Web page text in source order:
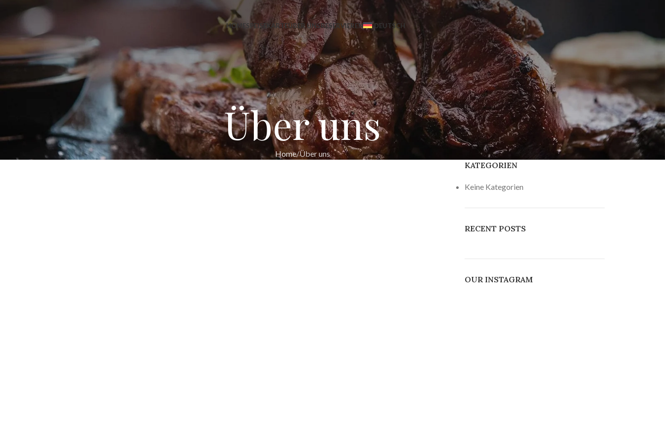
HOMESPEISEKARTEÜBER UNSRESERVIEREN DEUTSCH
Über uns
Home Über uns
KATEGORIEN
Keine Kategorien
RECENT POSTS
OUR INSTAGRAM